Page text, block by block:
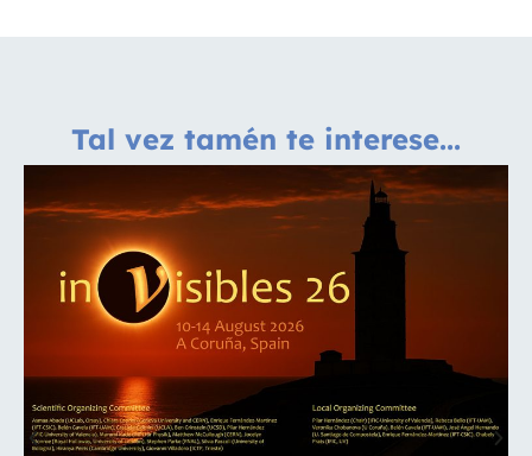
Tal vez tamén te interese...